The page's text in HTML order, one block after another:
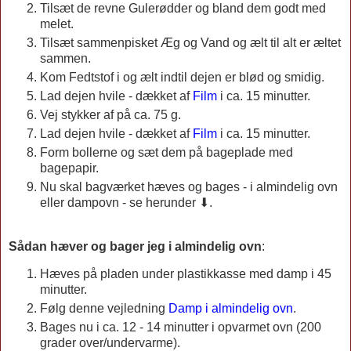
Tilsæt de revne Gulerødder og bland dem godt med
melet.
Tilsæt sammenpisket Æg og Vand og ælt til alt er æltet
sammen.
Kom Fedtstof i og ælt indtil dejen er blød og smidig.
Lad dejen hvile - dækket af Film i ca. 15 minutter.
Vej stykker af på ca. 75 g.
Lad dejen hvile - dækket af Film i ca. 15 minutter.
Form bollerne og sæt dem på bageplade med
bagepapir.
Nu skal bagværket hæves og bages - i almindelig ovn
eller dampovn - se herunder ⬇.
Sådan hæver og bager jeg i almindelig ovn:
Hæves på pladen under plastikkasse med damp i 45
minutter.
Følg denne vejledning Damp i almindelig ovn.
Bages nu i ca. 12 - 14 minutter i opvarmet ovn (200
grader over/undervarme).